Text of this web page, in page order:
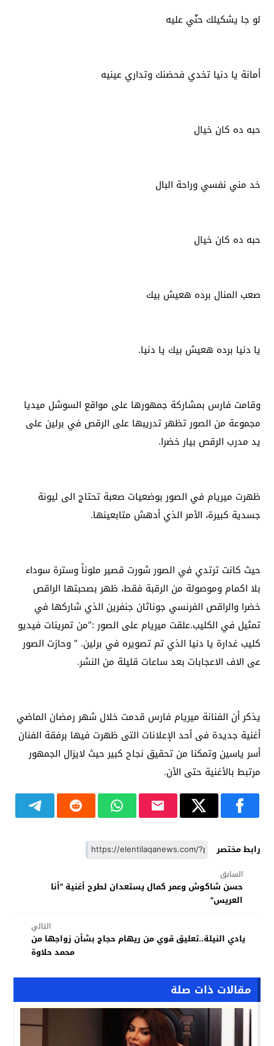
لو جا يشكيلك حنّي عليه
أمانة يا دنيا تخدي فحضنك وتداري عينيه
حبه ده كان خيال
خد مني نفسي وراحة البال
حبه ده كان خيال
صعب المنال برده هعيش بيك
يا دنيا برده هعيش بيك يا دنيا.
وقامت فارس بمشاركة جمهورها على مواقع السوشل ميديا​
مجموعة من الصور تظهر تدريبها على الرقص في برلين على
يد مدرب الرقص ​بيار خضرا​.
ظهرت ميريام في الصور بوضعيات صعبة تحتاج الى ليونة
جسدية كبيرة، الأمر الذي أدهش متابعينها.
حيث كانت ترتدي في الصور شورت قصير ملوناً وسترة سوداء
بلا اكمام وموصولة من الرقبة فقط، ظهر بصحبتها الراقص
خضرا والراقص الفرنسي ​جوناثان جنفرين​ الذي شاركها في
تمثيل في الكليب.علقت ميريام على الصور :”من تمرينات فيديو
كليب ​غدارة يا دنيا​ الذي تم تصويره في برلين. ” وحازت الصور
عى الاف الاعجابات بعد ساعات قليلة من النشر.
يذكر أن الفنانة ميريام فارس قدمت خلال شهر رمضان الماضي
أغنية جديدة فى أحد الإعلانات التى ظهرت فيها برفقة الفنان
أسر ياسين وتمكنا من تحقيق نجاح كبير حيث لايزال الجمهور
مرتبط بالأغنية حتى الأن.
رابط مختصر
السابق
حسن شاكوش وعمر كمال يستعدان لطرح أغنية "أنا
العريس"
التالي
يادي النيلة..تعليق قوي من ريهام حجاج بشأن زواجها من
محمد حلاوة
مقالات ذات صلة